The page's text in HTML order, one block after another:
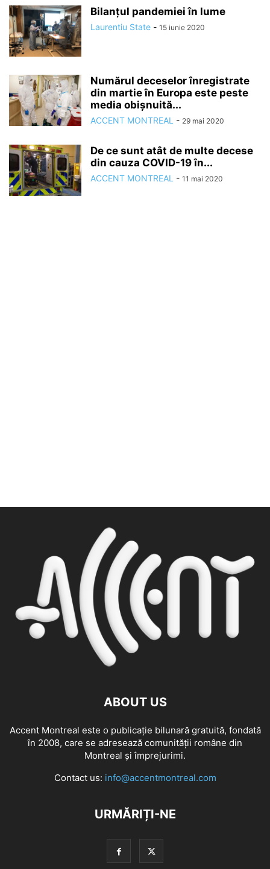
Bilanțul pandemiei în lume
Laurentiu State - 15 iunie 2020
Numărul deceselor înregistrate
din martie în Europa este peste
media obișnuită...
ACCENT MONTREAL - 29 mai 2020
De ce sunt atât de multe decese
din cauza COVID-19 în...
ACCENT MONTREAL - 11 mai 2020
ABOUT US
Accent Montreal este o publicație bilunară gratuită, fondată
în 2008, care se adresează comunităţii române din
Montreal şi împrejurimi.
Contact us: info@accentmontreal.com
URMĂRIȚI-NE